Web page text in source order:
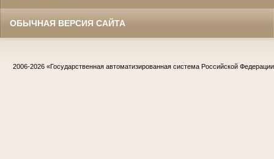
ОБЫЧНАЯ ВЕРСИЯ САЙТА
2006-2026 «Государственная автоматизированная система Российской